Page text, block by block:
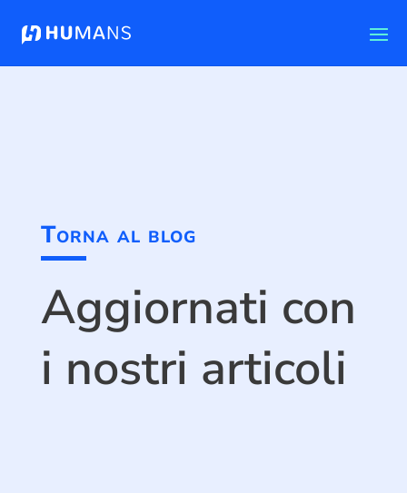
Torna al blog
Aggiornati con
i nostri articoli